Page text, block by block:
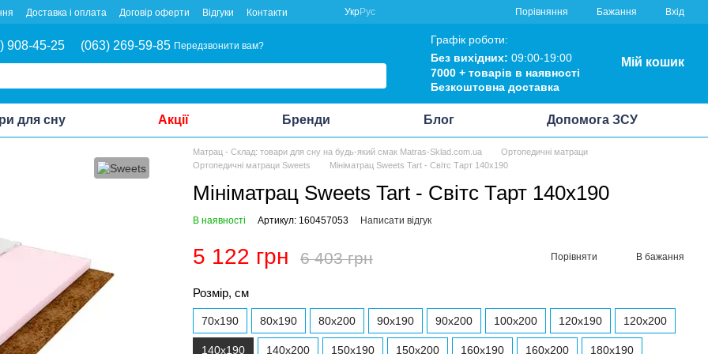
Доставка і оплата Договір оферти Відгуки Контакти УкрРус Порівняння Бажання Вхід
908-45-25 (063) 269-59-85 Передзвонити вам?
Графік роботи:
Без вихідних: 09:00-19:00
7000 + товарів в наявності
Безкоштовна доставка
Мій кошик
для сну Акції Бренди Блог Допомога ЗСУ
Матрац - Склад: товари для сну на будь-який смак Matras-Sklad.com.ua
Ортопедичні матраци
Ортопедичні матраци Sweets
Мініматрац Sweets Tart - Світс Тарт 140x190
Мініматрац Sweets Tart - Світс Тарт 140x190
В наявності Артикул: 160457053 Написати відгук
5 122 грн 6 403 грн Порівняти В бажання
Розмір, см
70x190 80x190 80x200 90x190 90x200 100x200 120x190 120x200
140x190 140x200 150x190 150x200 160x190 160x200 180x190